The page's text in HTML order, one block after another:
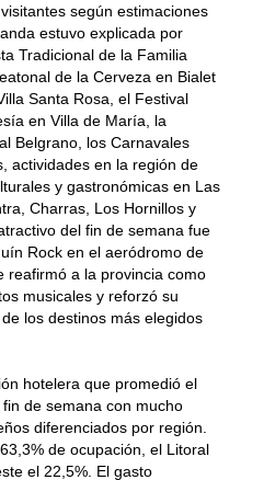
según estimaciones
estuvo explicada por
Tradicional de la Familia
de la Cerveza en Bialet
Santa Rosa, el Festival
en Villa de María, la
Belgrano, los Carnavales
actividades en la región de
y gastronómicas en Las
Charras, Los Hornillos y
del fin de semana fue
Rock en el aeródromo de
reafirmó a la provincia como
musicales y reforzó su
los destinos más elegidos
hotelera que promedió el
de semana con mucho
diferenciados por región.
de ocupación, el Litoral
el 22,5%. El gasto